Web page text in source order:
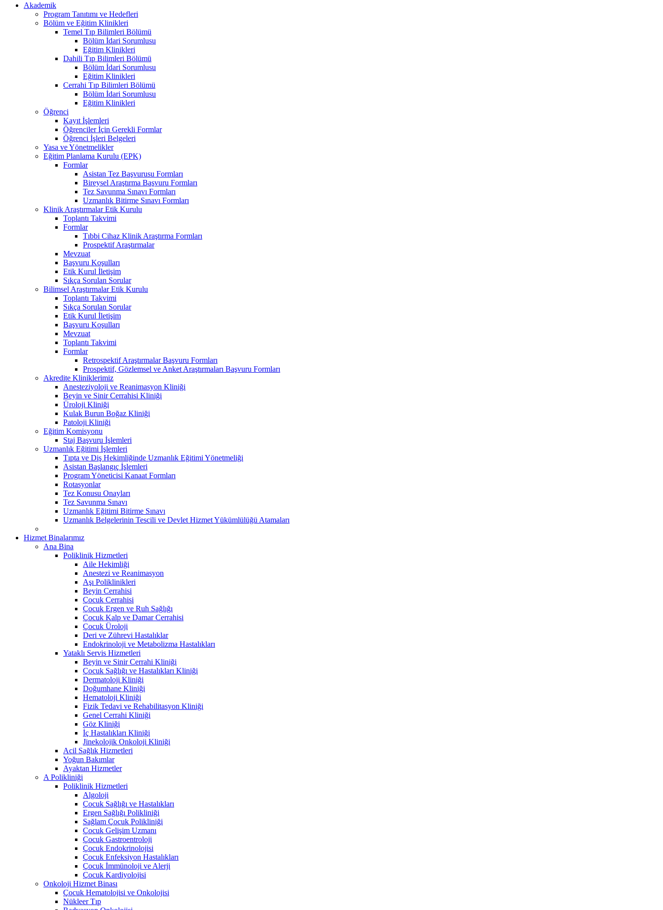
Akademik
Program Tanıtımı ve Hedefleri
Bölüm ve Eğitim Klinikleri
Temel Tıp Bilimleri Bölümü
Bölüm İdari Sorumlusu
Eğitim Klinikleri
Dahili Tıp Bilimleri Bölümü
Bölüm İdari Sorumlusu
Eğitim Klinikleri
Cerrahi Tıp Bilimleri Bölümü
Bölüm İdari Sorumlusu
Eğitim Klinikleri
Öğrenci
Kayıt İşlemleri
Öğrenciler İçin Gerekli Formlar
Öğrenci İşleri Belgeleri
Yasa ve Yönetmelikler
Eğitim Planlama Kurulu (EPK)
Formlar
Asistan Tez Başvurusu Formları
Bireysel Araştırma Başvuru Formları
Tez Savunma Sınavı Formları
Uzmanlık Bitirme Sınavı Formları
Klinik Araştırmalar Etik Kurulu
Toplantı Takvimi
Formlar
Tıbbi Cihaz Klinik Araştırma Formları
Prospektif Araştırmalar
Mevzuat
Başvuru Koşulları
Etik Kurul İletişim
Sıkça Sorulan Sorular
Bilimsel Araştırmalar Etik Kurulu
Toplantı Takvimi
Sıkça Sorulan Sorular
Etik Kurul İletişim
Başvuru Koşulları
Mevzuat
Toplantı Takvimi
Formlar
Retrospektif Araştırmalar Başvuru Formları
Prospektif, Gözlemsel ve Anket Araştırmaları Başvuru Formları
Akredite Kliniklerimiz
Anesteziyoloji ve Reanimasyon Kliniği
Beyin ve Sinir Cerrahisi Kliniği
Üroloji Kliniği
Kulak Burun Boğaz Kliniği
Patoloji Kliniği
Eğitim Komisyonu
Staj Başvuru İşlemleri
Uzmanlık Eğitimi İşlemleri
Tıpta ve Diş Hekimliğinde Uzmanlık Eğitimi Yönetmeliği
Asistan Başlangıç İşlemleri
Program Yöneticisi Kanaat Formları
Rotasyonlar
Tez Konusu Onayları
Tez Savunma Sınavı
Uzmanlık Eğitimi Bitirme Sınavı
Uzmanlık Belgelerinin Tescili ve Devlet Hizmet Yükümlülüğü Atamaları
Hizmet Binalarımız
Ana Bina
Poliklinik Hizmetleri
Aile Hekimliği
Anestezi ve Reanimasyon
Aşı Poliklinikleri
Beyin Cerrahisi
Çocuk Cerrahisi
Çocuk Ergen ve Ruh Sağlığı
Çocuk Kalp ve Damar Cerrahisi
Çocuk Üroloji
Deri ve Zührevi Hastalıklar
Endokrinoloji ve Metabolizma Hastalıkları
Yataklı Servis Hizmetleri
Beyin ve Sinir Cerrahi Kliniği
Çocuk Sağlığı ve Hastalıkları Kliniği
Dermatoloji Kliniği
Doğumhane Kliniği
Hematoloji Kliniği
Fizik Tedavi ve Rehabilitasyon Kliniği
Genel Cerrahi Kliniği
Göz Kliniği
İç Hastalıkları Kliniği
Jinekolojik Onkoloji Kliniği
Acil Sağlık Hizmetleri
Yoğun Bakımlar
Ayaktan Hizmetler
A Polikliniği
Poliklinik Hizmetleri
Algoloji
Çocuk Sağlığı ve Hastalıkları
Ergen Sağlığı Polikliniği
Sağlam Çocuk Polikliniği
Çocuk Gelişim Uzmanı
Çocuk Gastroentroloji
Çocuk Endokrinolojisi
Çocuk Enfeksiyon Hastalıkları
Çocuk İmmünoloji ve Alerji
Çocuk Kardiyolojisi
Onkoloji Hizmet Binası
Çocuk Hematolojisi ve Onkolojisi
Nükleer Tıp